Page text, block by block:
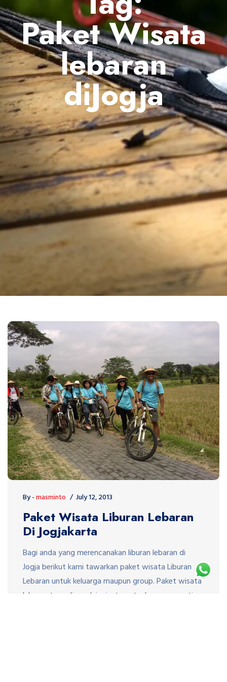
Paket Wisata
lebaran
diJogja
By -masminto July 12, 2013
Paket Wisata Liburan Lebaran
Di Jogjakarta
Bagi anda yang merencanakan liburan lebaran di
Jogja berikut kami tawarkan paket wisata Liburan
Lebaran untuk keluarga maupun group. Paket wisata
lebaran tersedia mulai wisata petualangan seperti